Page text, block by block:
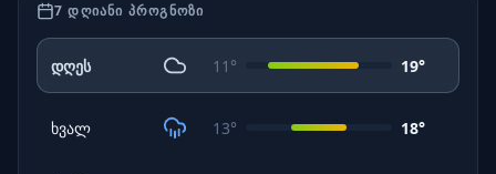
7 ᲓᲦᲘᲐᲜᲘ ᲞᲠᲝᲒᲜᲝᲖᲘ
დღეს 11 ° 19°
ხვალ 13° 18°